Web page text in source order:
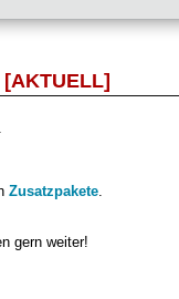
[AKTUELL]
Zusatzpakete
gern weiter!